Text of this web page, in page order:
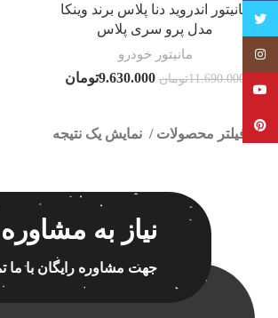
مانیتور اندروید دنا پلاس برند وینکا
مدل پرو سری پلاس
مانیتور خودرو
11.690.000تومان 9.630.000تومان
فیلتر محصولات
نمایش یک نتیجه
فقط نمایش محصولات فروش فقط نیاز به
جهت مشاوره رایگان با ما
تویتر
Instagram
Pinterest